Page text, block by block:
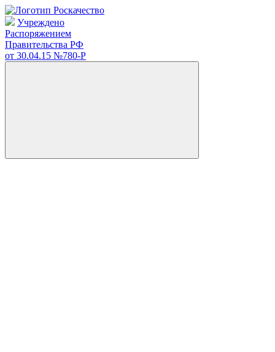
Учреждено
Распоряжением
Правительства РФ
от 30.04.15 №780-Р